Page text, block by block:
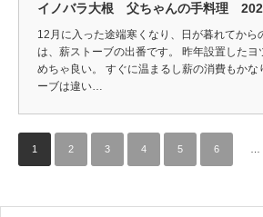
イノバラ大根 父ちゃんの手料理
12月に入った途端寒くなり、日が暮れてから
は、薪ストーブの出番です。 昨年設置した
めちゃ良い。 すぐに温まるし薪の消費もかな
ーブは違い…
1 2 3 4 5 6